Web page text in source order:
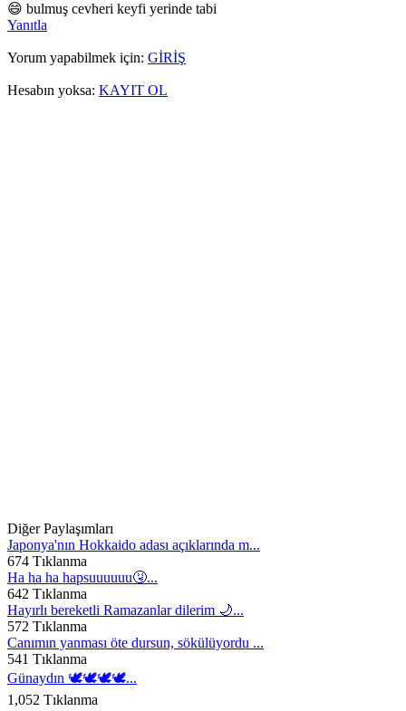
😄 bulmuş cevheri keyfi yerinde tabi
Yanıtla
Yorum yapabilmek için: GİRİŞ
Hesabın yoksa: KAYIT OL
Diğer Paylaşımları
Japonya'nın Hokkaido adası açıklarında m...
674 Tıklanma
Ha ha ha hapsuuuuuu🤧...
642 Tıklanma
Hayırlı bereketli Ramazanlar dilerim 🌙...
572 Tıklanma
Canımın yanması öte dursun, sökülüyordu ...
541 Tıklanma
Günaydın 🕊️🕊️🕊️🕊️...
1,052 Tıklanma